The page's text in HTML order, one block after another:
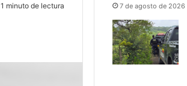
1 minuto de lectura 7 de agosto de 2026